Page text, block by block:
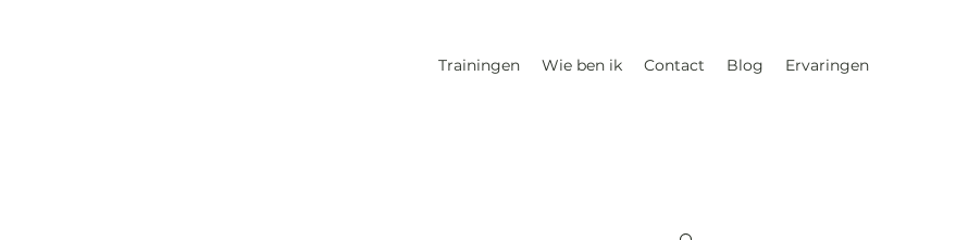
Trainingen Wie ben ik Contact Blog Ervaringen